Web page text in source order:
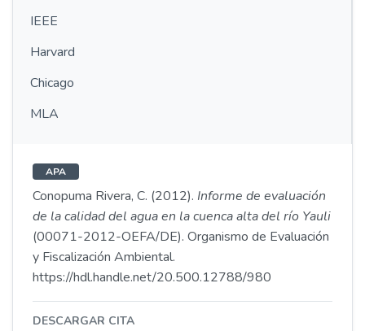
IEEE
Harvard
Chicago
MLA
APA
Conopuma Rivera, C. (2012). Informe de evaluación
de la calidad del agua en la cuenca alta del río Yauli
(00071-2012-OEFA/DE). Organismo de Evaluación
y Fiscalización Ambiental.
https://hdl.handle.net/20.500.12788/980
DESCARGAR CITA